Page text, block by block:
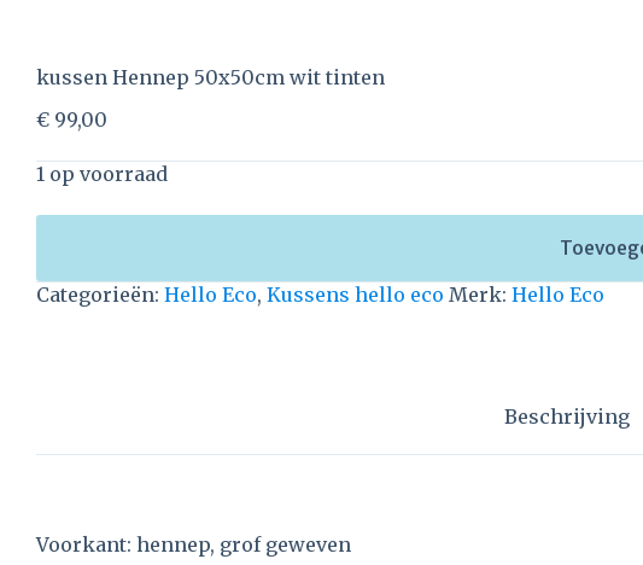
kussen Hennep 50x50cm wit tinten
€ 99,00
1 op voorraad
Categorieën: Hello Eco, Kussens hello eco Merk: Hello Eco
Beschrijving
Voorkant: hennep, grof geweven